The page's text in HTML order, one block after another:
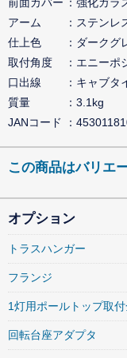
アーム
ステンレ
仕上色
ダークグ
取付角度
エニーポ
口出線
キャブタ
質量
3.1kg
JANコード
この商品はバリエ
オプション
トラスハンガー
フランジ
1灯用ポールトップ取
回転台座アダプタ